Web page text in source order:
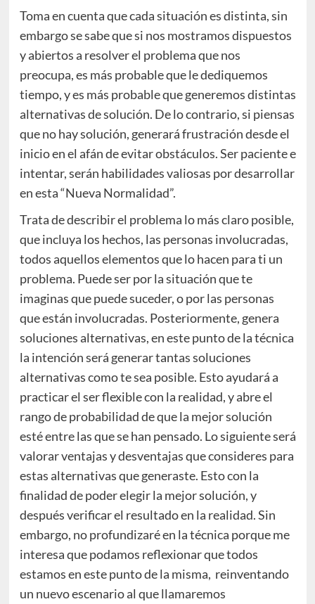
Toma en cuenta que cada situación es distinta, sin
embargo se sabe que si nos mostramos dispuestos
y abiertos a resolver el problema que nos
preocupa, es más probable que le dediquemos
tiempo, y es más probable que generemos distintas
alternativas de solución. De lo contrario, si piensas
que no hay solución, generará frustración desde el
inicio en el afán de evitar obstáculos. Ser paciente e
intentar, serán habilidades valiosas por desarrollar
en esta “Nueva Normalidad”.
Trata de describir el problema lo más claro posible,
que incluya los hechos, las personas involucradas,
todos aquellos elementos que lo hacen para ti un
problema. Puede ser por la situación que te
imaginas que puede suceder, o por las personas
que están involucradas. Posteriormente, genera
soluciones alternativas, en este punto de la técnica
la intención será generar tantas soluciones
alternativas como te sea posible. Esto ayudará a
practicar el ser flexible con la realidad, y abre el
rango de probabilidad de que la mejor solución
esté entre las que se han pensado. Lo siguiente será
valorar ventajas y desventajas que consideres para
estas alternativas que generaste. Esto con la
finalidad de poder elegir la mejor solución, y
después verificar el resultado en la realidad. Sin
embargo, no profundizaré en la técnica porque me
interesa que podamos reflexionar que todos
estamos en este punto de la misma, reinventando
un nuevo escenario al que llamaremos